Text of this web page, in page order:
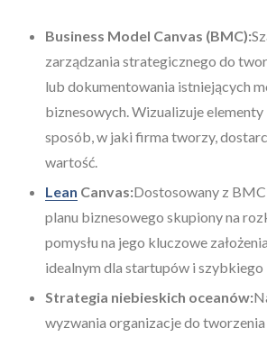
Business Model Canvas (BMC):
zarządzania strategicznego do
lub dokumentowania istniejących
biznesowych. Wizualizuje elementy
sposób, w jaki firma tworzy,
wartość.
Lean Canvas:Dostosowany z
planu biznesowego skupiony na
pomysłu na jego kluczowe
idealnym dla startupów i szybkiego
Strategia niebieskich oceanów:
wyzwania organizacje do